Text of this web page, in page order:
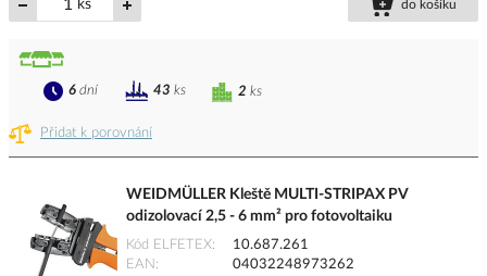
ks do košíku
Přidat k porovnání
2 ks
6 dní 43 ks
WEIDMÜLLER Kleště MULTI-STRIPAX PV
odizolovací 2,5 - 6 mm² pro fotovoltaiku
Kód ELFETEX
10.687.261
EAN
04032248973262